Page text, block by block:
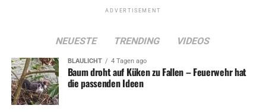
ADVERTISEMENT
NEUESTE TRENDING VIDEOS
BLAULICHT 4 Tagen ago
Baum droht auf Küken zu Fallen – Feuerwehr hat
die passenden Ideen